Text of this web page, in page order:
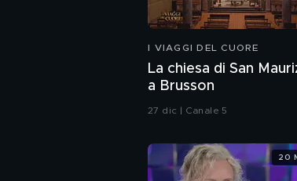
I VIAGGI DEL CUORE
La chiesa di San
a Brusson
27 dic | Canale 5
20